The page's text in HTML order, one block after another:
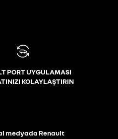
PORT UYGULAMASI
KOLAYLAŞTIRIN
medyada Renault